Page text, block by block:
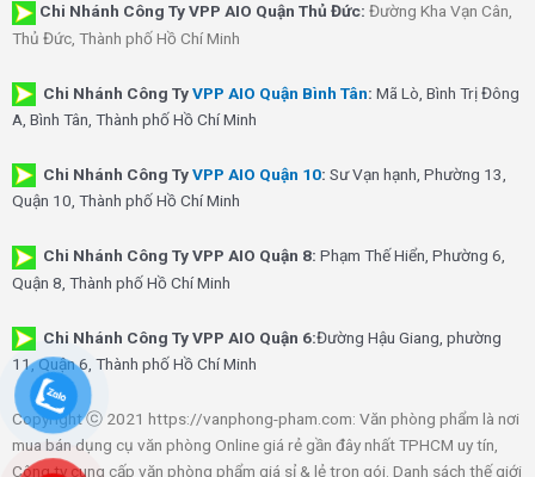
Chi Nhánh Công Ty VPP AIO Quận Thủ Đức: Đường Kha Vạn Cân,
Thủ Đức, Thành phố Hồ Chí Minh
Chi Nhánh Công TyVPP AIO Quận Bình Tân: Mã Lò, Bình Trị Đông
A, Bình Tân, Thành phố Hồ Chí Minh
Chi Nhánh Công TyVPP AIO Quận 10: Sư Vạn hạnh, Phường 13,
Quận 10, Thành phố Hồ Chí Minh
Chi Nhánh Công Ty VPP AIO Quận 8: Phạm Thế Hiển, Phường 6,
Quận 8, Thành phố Hồ Chí Minh
Chi Nhánh Công Ty VPP AIO Quận 6:Đường Hậu Giang, phường
11, Quận 6, Thành phố Hồ Chí Minh
Copyright ⓒ 2021 https://vanphong-pham.com: Văn phòng phẩm là nơi
mua bán dụng cụ văn phòng Online giá rẻ gần đây nhất TPHCM uy tín,
Công ty cung cấp văn phòng phẩm giá sỉ & lẻ trọn gói. Danh sách thế giới